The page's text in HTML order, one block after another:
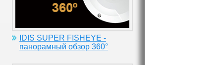
IDIS SUPER FISHEYE -
панорамный обзор 360°